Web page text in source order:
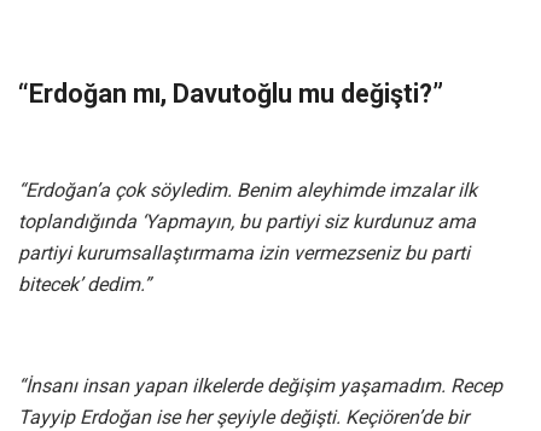
“Erdoğan mı, Davutoğlu mu değişti?”
“Erdoğan’a çok söyledim. Benim aleyhimde imzalar ilk
toplandığında ‘Yapmayın, bu partiyi siz kurdunuz ama
partiyi kurumsallaştırmama izin vermezseniz bu parti
bitecek’ dedim.”
“İnsanı insan yapan ilkelerde değişim yaşamadım. Recep
Tayyip Erdoğan ise her şeyiyle değişti. Keçiören’de bir